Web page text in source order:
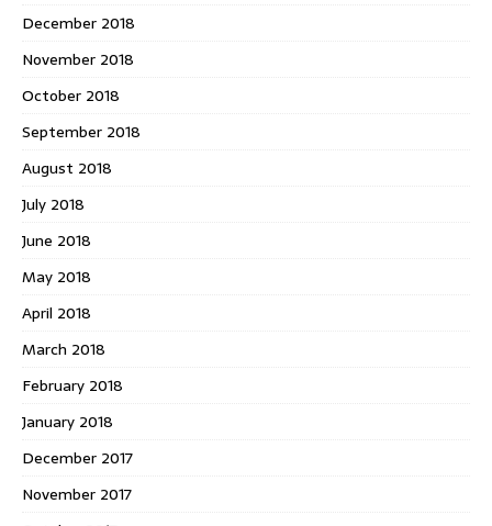
December 2018
November 2018
October 2018
September 2018
August 2018
July 2018
June 2018
May 2018
April 2018
March 2018
February 2018
January 2018
December 2017
November 2017